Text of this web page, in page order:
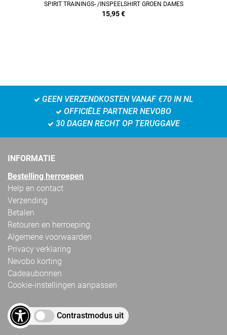
SPIRIT TRAININGS- /INSPEELSHIRT GROEN DAMES
15,95€
GEEN VERZENDKOSTEN VANAF €70 IN NL
OFFICIËLE PARTNER NEVOBO
30 DAGEN RECHT OP TERUGGAVE
INFORMATIE
Bestelling herroepen
Help en contact
Verzending
Betalen
Retouren en herroeping
Algemene voorwaarden
Privacy verklaring
Nevobo korting
Cadeaubonnen
Cookie-instellingen aanpassen
Contrastmodus uit